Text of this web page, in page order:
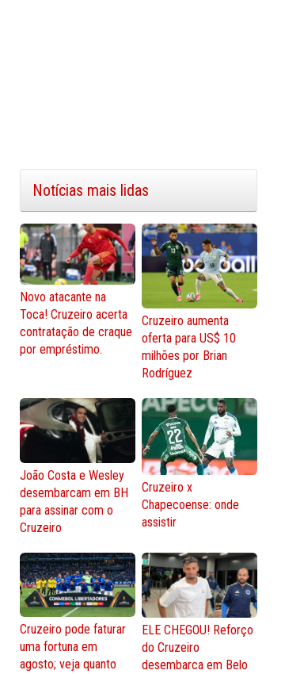
Notícias mais lidas
Novo atacante na
Toca! Cruzeiro acerta
contratação de craque
por empréstimo.
Cruzeiro aumenta
oferta para US$ 10
milhões por Brian
Rodríguez
João Costa e Wesley
desembarcam em BH
para assinar com o
Cruzeiro
Cruzeiro x
Chapecoense: onde
assistir
Cruzeiro pode faturar
uma fortuna em
agosto; veja quanto
ELE CHEGOU! Reforço
do Cruzeiro
desembarca em Belo